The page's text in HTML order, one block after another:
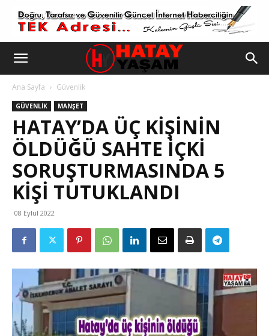
Ana Sayfa Güvenlik
GÜVENLIK MANŞET
HATAY’DA ÜÇ KIŞININ
ÖLDÜĞÜ SAHTE IÇKI
SORUŞTURMASINDA 5
KIŞI TUTUKLANDI
08 Eylül 2022